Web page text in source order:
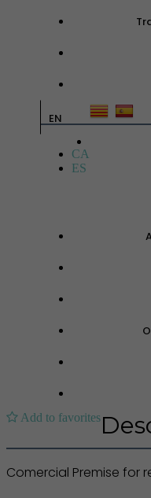
EN
CA
ES
Add to favorites
Comercial Premise for